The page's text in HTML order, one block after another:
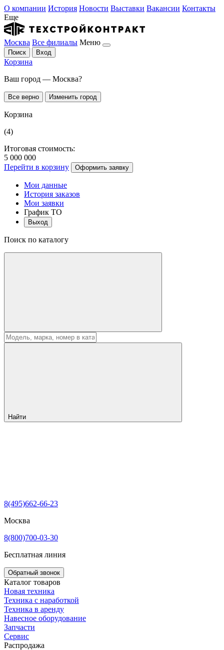
О компании История Новости Выставки Вакансии Контакты
Еще
Москва Все филиалы Меню
Поиск Вход
Корзина
Ваш город — Москва?
Все верно Изменить город
Корзина
(4)
Итоговая стоимость:
5 000 000
Перейти в корзину
Оформить заявку
Мои данные
История заказов
Мои заявки
График ТО
Выход
Поиск по каталогу
Найти
8(495)662-66-23
Москва
8(800)700-03-30
Бесплатная линия
Обратный звонок
Каталог товаров
Новая техника
Техника с наработкой
Техника в аренду
Навесное оборудование
Запчасти
Сервис
Распродажа